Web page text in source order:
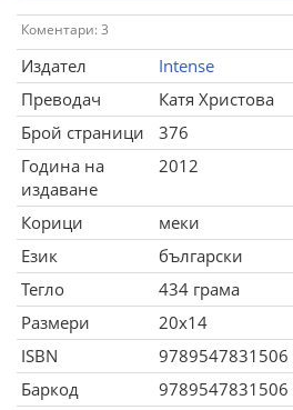
Коментари: 3
Издател
Intense
Преводач
Катя Христова
Брой страници
376
Година на
издаване
2012
Корици
меки
Език
български
Тегло
434 грама
Размери
20x14
ISBN
9789547831506
Баркод
9789547831506